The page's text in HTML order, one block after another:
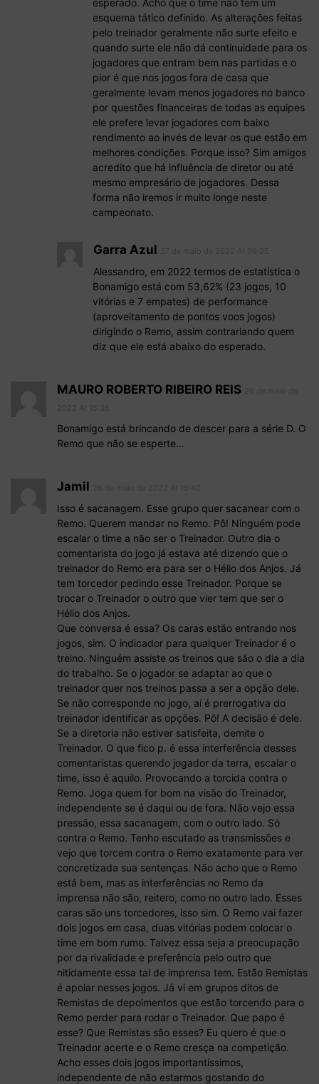
esquema tático definido. As alterações feitas
pelo treinador geralmente não surte efeito e
quando surte ele não dá continuidade para os
jogadores que entram bem nas partidas e o
pior é que nos jogos fora de casa que
geralmente levam menos jogadores no banco
por questões financeiras de todas as equipes
ele prefere levar jogadores com baixo
rendimento ao invés de levar os que estão em
melhores condições. Porque isso? Sim amigos
acredito que há influência de diretor ou até
mesmo empresário de jogadores. Dessa
forma não iremos ir muito longe neste
campeonato.
Garra Azul
Alessandro, em 2022 termos de estatística o
Bonamigo está com 53,62% (23 jogos, 10
vitórias e 7 empates) de performance
(aproveitamento de pontos voos jogos)
dirigindo o Remo, assim contrariando quem
diz que ele está abaixo do esperado.
MAURO ROBERTO RIBEIRO REIS
Bonamigo está brincando de descer para a série D. O
Remo que não se esperte…
Jamil
Isso é sacanagem. Esse grupo quer sacanear com o
Remo. Querem mandar no Remo. Pô! Ninguém pode
escalar o time a não ser o Treinador. Outro dia o
comentarista do jogo já estava até dizendo que o
treinador do Remo era para ser o Hélio dos Anjos. Já
tem torcedor pedindo esse Treinador. Porque se
trocar o Treinador o outro que vier tem que ser o
Hélio dos Anjos.
Que conversa é essa? Os caras estão entrando nos
jogos, sim. O indicador para qualquer Treinador é o
treino. Ninguém assiste os treinos que são o dia a dia
do trabalho. Se o jogador se adaptar ao que o
treinador quer nos treinos passa a ser a opção dele.
Se não corresponde no jogo, aí é prerrogativa do
treinador identificar as opções. Pô! A decisão é dele.
Se a diretoria não estiver satisfeita, demite o
Treinador. O que fico p. é essa interferência desses
comentaristas querendo jogador da terra, escalar o
time, isso é aquilo. Provocando a torcida contra o
Remo. Joga quem for bom na visão do Treinador,
independente se é daqui ou de fora. Não vejo essa
pressão, essa sacanagem, com o outro lado. Só
contra o Remo. Tenho escutado as transmissões e
vejo que torcem contra o Remo exatamente para ver
concretizada sua sentenças. Não acho que o Remo
está bem, mas as interferências no Remo da
imprensa não são, reitero, como no outro lado. Esses
caras são uns torcedores, isso sim. O Remo vai fazer
dois jogos em casa, duas vitórias podem colocar o
time em bom rumo. Talvez essa seja a preocupação
por da rivalidade e preferência pelo outro que
nitidamente essa tal de imprensa tem. Estão Remistas
é apoiar nesses jogos. Já vi em grupos ditos de
Remistas de depoimentos que estão torcendo para o
Remo perder para rodar o Treinador. Que papo é
esse? Que Remistas são esses? Eu quero é que o
Treinador acerte e o Remo cresça na competição.
Acho esses dois jogos importantíssimos,
independente de não estarmos gostando do